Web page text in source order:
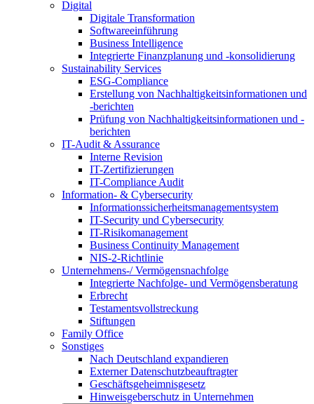
Digital
Digitale Transformation
Softwareeinführung
Business Intelligence
Integrierte Finanzplanung und -konsolidierung
Sustainability Services
ESG-Compliance
Erstellung von Nachhaltigkeitsinformationen und
-berichten
Prüfung von Nachhaltigkeitsinformationen und -
berichten
IT-Audit & Assurance
Interne Revision
IT-Zertifizierungen
IT-Compliance Audit
Information- & Cybersecurity
Informationssicherheitsmanagementsystem
IT-Security und Cybersecurity
IT-Risikomanagement
Business Continuity Management
NIS-2-Richtlinie
Unternehmens-/Vermögensnachfolge
Integrierte Nachfolge- und Vermögensberatung
Erbrecht
Testamentsvollstreckung
Stiftungen
Family Office
Sonstiges
Nach Deutschland expandieren
Externer Datenschutzbeauftragter
Geschäftsgeheimnisgesetz
Hinweisgeberschutz in Unternehmen